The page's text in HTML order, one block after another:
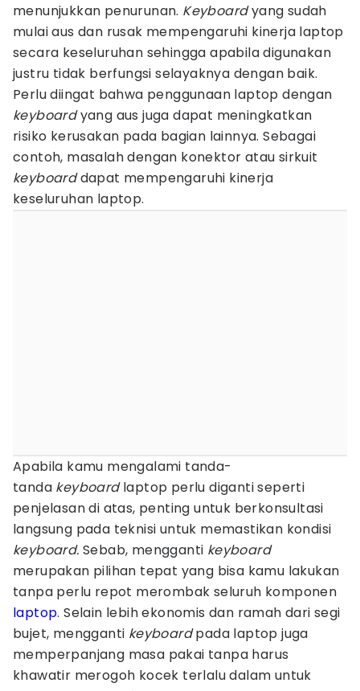
menunjukkan penurunan. Keyboardyang sudah
mulai aus dan rusak mempengaruhi kinerja laptop
secara keseluruhan sehingga apabila digunakan
justru tidak berfungsi selayaknya dengan baik.
Perlu diingat bahwa penggunaan laptop dengan
keyboardyang aus juga dapat meningkatkan
risiko kerusakan pada bagian lainnya. Sebagai
contoh, masalah dengan konektor atau sirkuit
keyboarddapat mempengaruhi kinerja
keseluruhan laptop.
Apabila kamu mengalami tanda-
tanda keyboardlaptop perlu diganti seperti
penjelasan di atas, penting untuk berkonsultasi
langsung pada teknisi untuk memastikan kondisi
keyboard. Sebab, mengganti keyboard
merupakan pilihan tepat yang bisa kamu lakukan
tanpa perlu repot merombak seluruh komponen
laptop. Selain lebih ekonomis dan ramah dari segi
bujet, mengganti keyboardpada laptop juga
memperpanjang masa pakai tanpa harus
khawatir merogoh kocek terlalu dalam untuk